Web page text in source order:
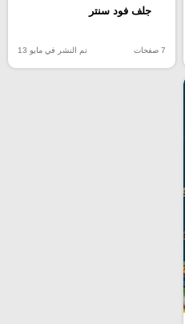
جلف فود سنتر
7 صفحات تم النشر في مايو 13